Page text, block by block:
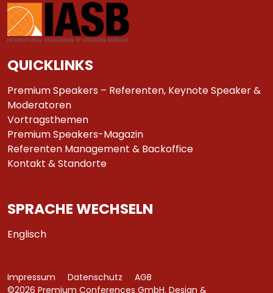
QUICKLINKS
Premium Speakers – Referenten, Keynote Speaker &
Moderatoren
Vortragsthemen
Premium Speakers-Magazin
Referenten Management & Backoffice
Kontakt & Standorte
SPRACHE WECHSELN
Englisch
©2026 Premium Conferences GmbH. Design &
Impressum Datenschutz AGB